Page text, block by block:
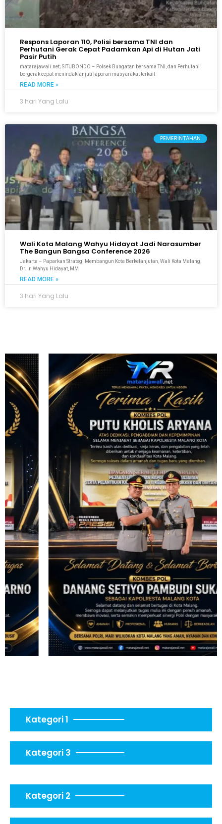
Respons Laporan 110, Polisi bersama TNI dan
Perhutani Gerak Cepat Padamkan Api di Hutan Jati
Pasir Putih
matarajawali.net; SITUBONDO – Polsek Bungatan bersama TNI, dan Perhutani
bergerak cepat menindaklanjuti laporan masyarakat terkait
READ MORE »
3 hari Yang Lalu
PEMERINTAHAN
Wali Kota Malang Wahyu Hidayat Jadi Narasumber
The Bangun Bangsa Conference 2026
Jakarta – Paparkan Strategi Membangun Kota Berkelanjutan, Wali Kota Malang,
Dr. Ir. Wahyu Hidayat, MM
READ MORE »
3 hari Yang Lalu
Kategori 1
Kategori 3
Kategori 2